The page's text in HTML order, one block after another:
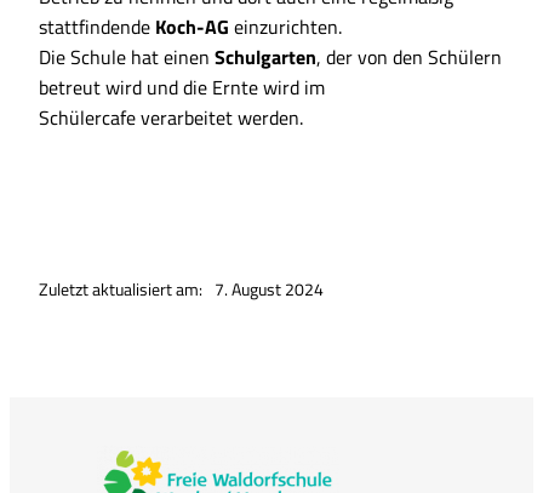
stattfindende Koch-AG einzurichten.
Die Schule hat einen Schulgarten, der von den Schülern
betreut wird und die Ernte wird im
Schülercafe verarbeitet werden.
Zuletzt aktualisiert am: 7. August 2024